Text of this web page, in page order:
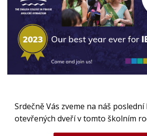
Srdečně Vás zveme na náš poslední
otevřených dveří v tomto školním